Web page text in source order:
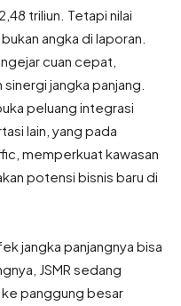
triliun. Tetapi nilai
angka di laporan.
cuan cepat,
jangka panjang.
peluang integrasi
lain, yang pada
memperkuat kawasan
potensi bisnis baru di
jangka panjangnya bisa
JSMR sedang
panggung besar